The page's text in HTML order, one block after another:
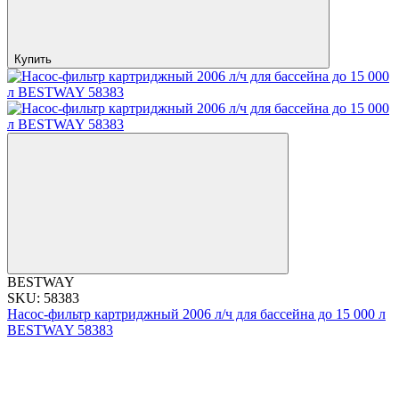
Купить
BESTWAY
SKU: 58383
Насос-фильтр картриджный 2006 л/ч для бассейна до 15 000 л
BESTWAY 58383